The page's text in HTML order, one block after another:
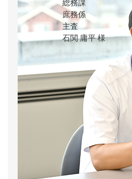
総務課
庶務係
主査
石関 庸平 様